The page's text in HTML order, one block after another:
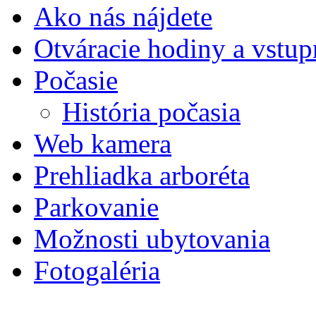
Ako nás nájdete
Otváracie hodiny a
Počasie
História počasia
Web kamera
Prehliadka arboréta
Parkovanie
Možnosti ubytovania
Fotogaléria